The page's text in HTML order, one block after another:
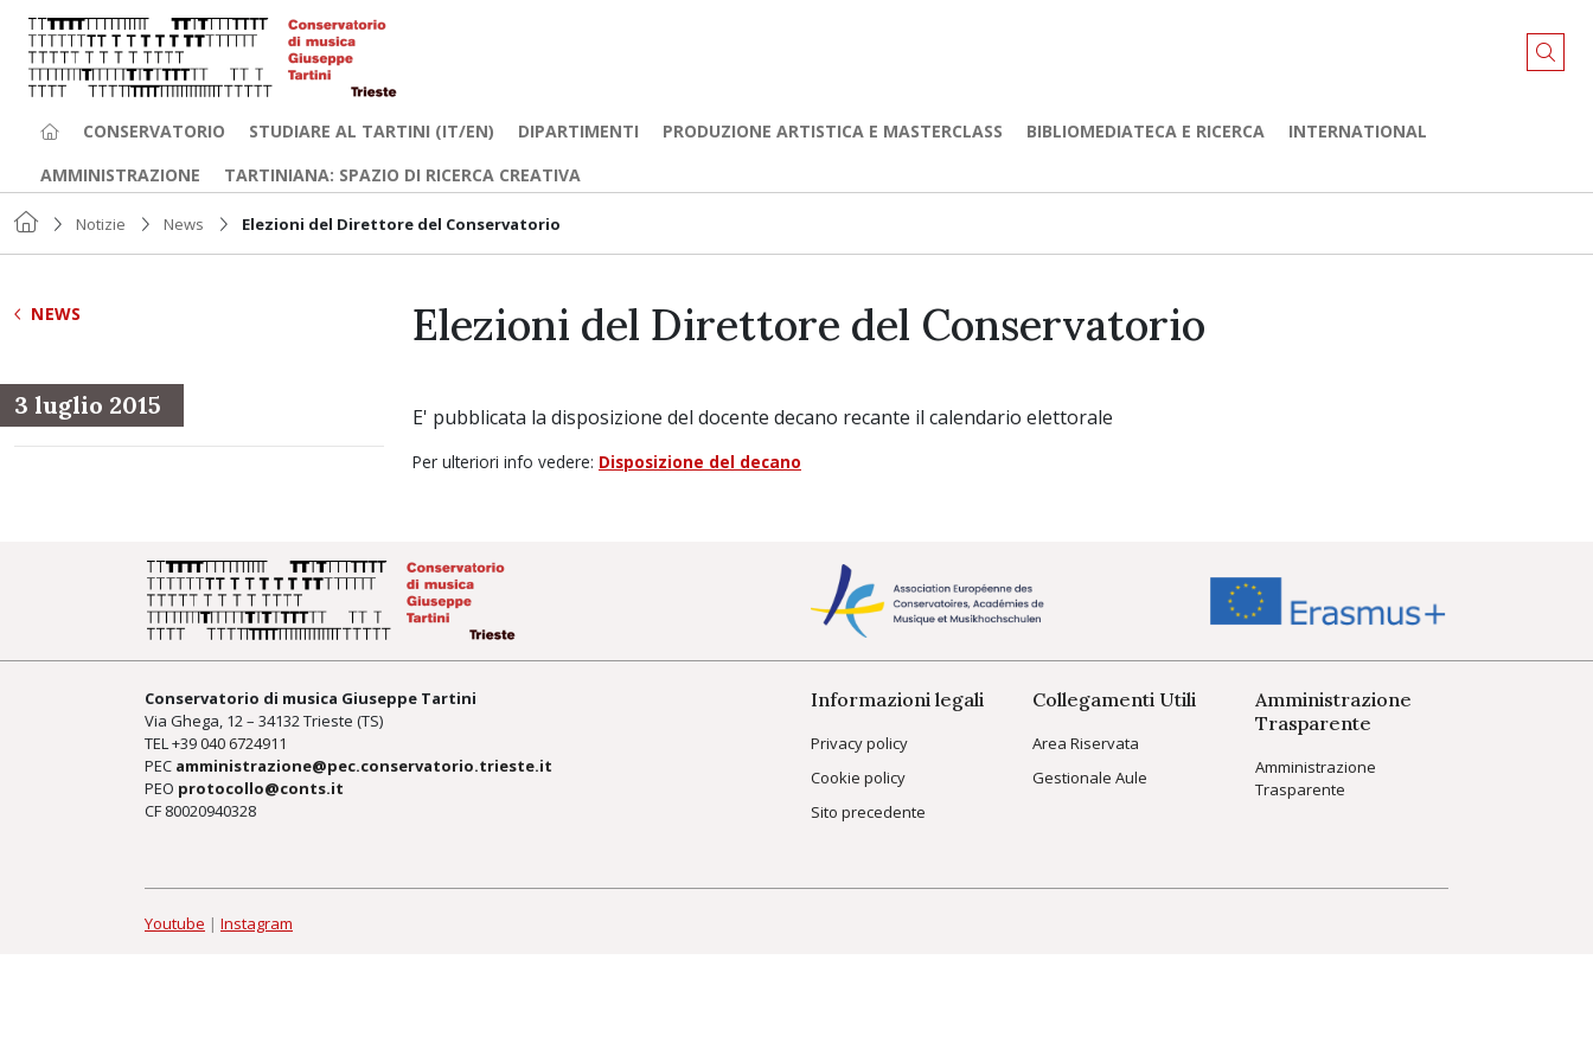
CONSERVATORIO STUDIARE AL TARTINI (IT/EN) DIPARTIMENTI PRODUZIONE ARTISTICA E MASTERCLASS BIBLIOMEDIATECA E RICERCA
INTERNATIONAL
AMMINISTRAZIONE
TARTINIANA: SPAZIO DI RICERCA CREATIVA
Notizie News Elezioni del Direttore del Conservatorio
NEWS
3 luglio 2015
Elezioni del Direttore del Conservatorio
E' pubblicata la disposizione del docente decano recante il calendario elettorale
Per ulteriori info vedere: Disposizione del decano
Conservatorio di musica Giuseppe Tartini
Via Ghega, 12 – 34132 Trieste (TS)
TEL +39040 6724911
PEC amministrazione@pec.conservatorio.trieste.it
PEO protocollo@conts.it
CF 80020940328
Informazioni legali
Privacy policy
Cookie policy
Sito precedente
Collegamenti Utili
Area Riservata
Gestionale Aule
Amministrazione
Trasparente
Amministrazione
Trasparente
Youtube | Instagram